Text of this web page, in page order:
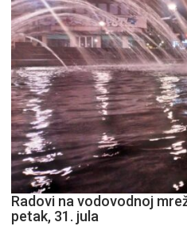
Radovi na vodovodnoj
petak, 31. jula